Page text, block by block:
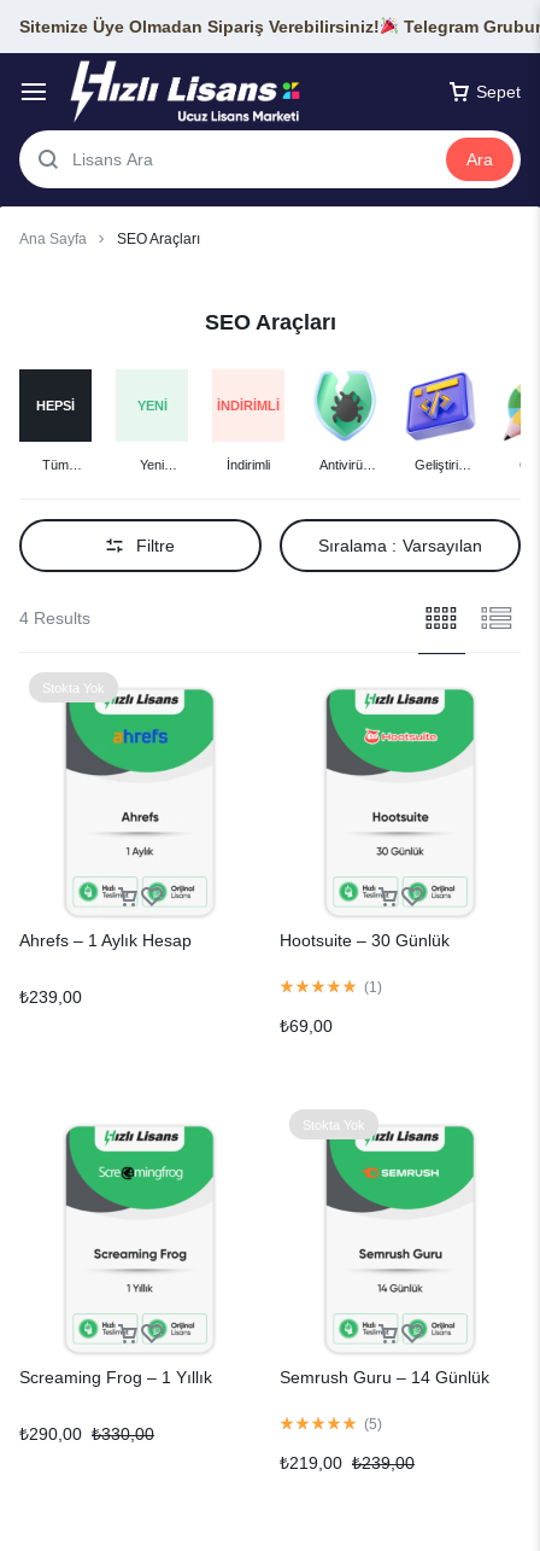
Sitemize Üye Olmadan Sipariş Verebilirsiniz! Telegram
Sepet
Ara
Ana Sayfa SEO Araçları
SEO Araçları
HEPSI
Tüm
YENI
Yeni
İNDIRIMLI
İndirimli
Antivirüs
Geliştirici
Filtre Sıralama : Varsayılan
4 Results
Stokta Yok
Ahrefs – 1 Aylık Hesap
₺239,00
Hootsuite – 30 Günlük
(1 )
₺69,00
Screaming Frog – 1 Yıllık
₺330,00
₺290,00
Stokta Yok
Semrush Guru – 14 Günlük
(5)
₺239,00
₺219,00